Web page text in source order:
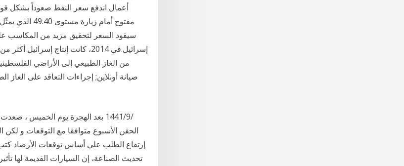
مفتوح أمام
سيقود السعر لتحقيق مزيد من المكاسب
من الغاز الطبيعي إلى الأراضي
صيانة أونلاين; إجراءات التعاقد على الغاز
الحقن الأسبوع متوافقا مع التوقعات و لكن
إرتفاع الطلب علي أساس توقعات الأرصاد
تحديث الصناعة، إن السيارات القديمة لها